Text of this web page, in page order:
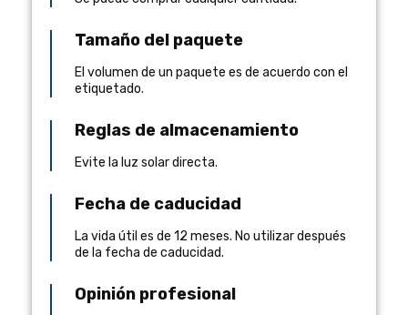
Tamaño del paquete
El volumen de un paquete es de acuerdo con el
etiquetado.
Reglas de almacenamiento
Evite la luz solar directa.
Fecha de caducidad
La vida útil es de 12 meses. No utilizar después
de la fecha de caducidad.
Opinión profesional